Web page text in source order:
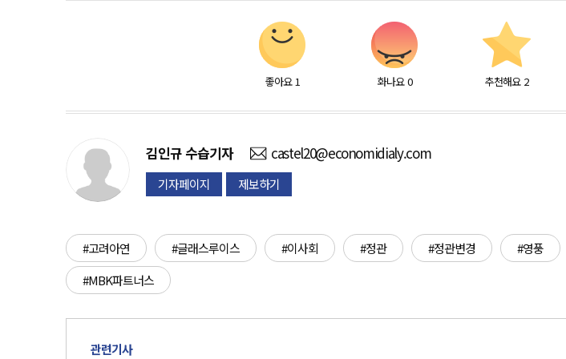
좋아요 1 화나요 0 추천해요 2
김인규 수습기자 castel20@economidialy.com
기자페이지 제보하기
#고려아연 #글래스루이스 #이사회 #정관 #정관변경 #영풍
#MBK파트너스
관련기사